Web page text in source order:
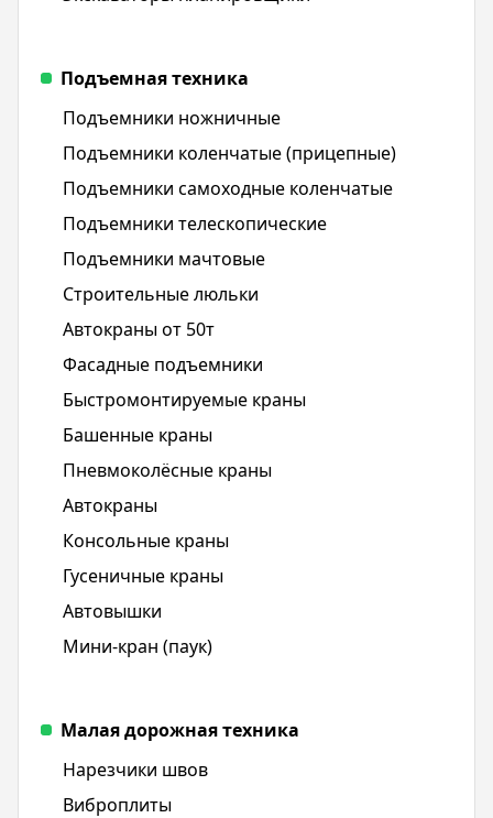
Подъемная техника
Подъемники ножничные
Подъемники коленчатые (прицепные)
Подъемники самоходные коленчатые
Подъемники телескопические
Подъемники мачтовые
Строительные люльки
Автокраны от 50т
Фасадные подъемники
Быстромонтируемые краны
Башенные краны
Пневмоколёсные краны
Автокраны
Консольные краны
Гусеничные краны
Автовышки
Мини-кран (паук)
Малая дорожная техника
Нарезчики швов
Виброплиты